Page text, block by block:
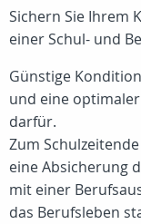
Sichern Sie Ihrem
einer Schul- und
Günstige
und eine
darfür.
Zum
eine Absicherung
mit einer
das Berufsleben